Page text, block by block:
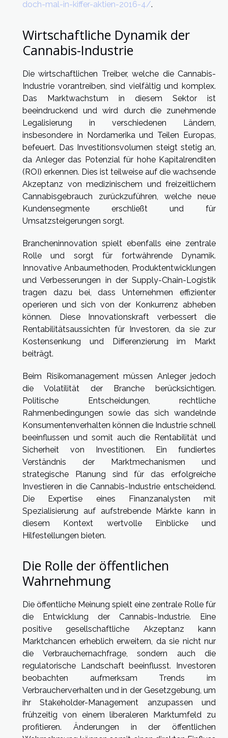
doch-mal-in-kiffer-aktien-2016-4/.
Wirtschaftliche Dynamik der
Cannabis-Industrie
Die wirtschaftlichen Treiber, welche die Cannabis-
Industrie vorantreiben, sind vielfältig und komplex.
Das Marktwachstum in diesem Sektor ist
beeindruckend und wird durch die zunehmende
Legalisierung in verschiedenen Ländern,
insbesondere in Nordamerika und Teilen Europas,
befeuert. Das Investitionsvolumen steigt stetig an,
da Anleger das Potenzial für hohe Kapitalrenditen
(ROI) erkennen. Dies ist teilweise auf die wachsende
Akzeptanz von medizinischem und freizeitlichem
Cannabisgebrauch zurückzuführen, welche neue
Kundensegmente erschließt und für
Umsatzsteigerungen sorgt.
Brancheninnovation spielt ebenfalls eine zentrale
Rolle und sorgt für fortwährende Dynamik.
Innovative Anbaumethoden, Produktentwicklungen
und Verbesserungen in der Supply-Chain-Logistik
tragen dazu bei, dass Unternehmen effizienter
operieren und sich von der Konkurrenz abheben
können. Diese Innovationskraft verbessert die
Rentabilitätsaussichten für Investoren, da sie zur
Kostensenkung und Differenzierung im Markt
beiträgt.
Beim Risikomanagement müssen Anleger jedoch
die Volatilität der Branche berücksichtigen.
Politische Entscheidungen, rechtliche
Rahmenbedingungen sowie das sich wandelnde
Konsumentenverhalten können die Industrie schnell
beeinflussen und somit auch die Rentabilität und
Sicherheit von Investitionen. Ein fundiertes
Verständnis der Marktmechanismen und
strategische Planung sind für das erfolgreiche
Investieren in die Cannabis-Industrie entscheidend.
Die Expertise eines Finanzanalysten mit
Spezialisierung auf aufstrebende Märkte kann in
diesem Kontext wertvolle Einblicke und
Hilfestellungen bieten.
Die Rolle der öffentlichen
Wahrnehmung
Die öffentliche Meinung spielt eine zentrale Rolle für
die Entwicklung der Cannabis-Industrie. Eine
positive gesellschaftliche Akzeptanz kann
Marktchancen erheblich erweitern, da sie nicht nur
die Verbrauchernachfrage, sondern auch die
regulatorische Landschaft beeinflusst. Investoren
beobachten aufmerksam Trends im
Verbraucherverhalten und in der Gesetzgebung, um
ihr Stakeholder-Management anzupassen und
frühzeitig von einem liberaleren Marktumfeld zu
profitieren. Änderungen in der öffentlichen